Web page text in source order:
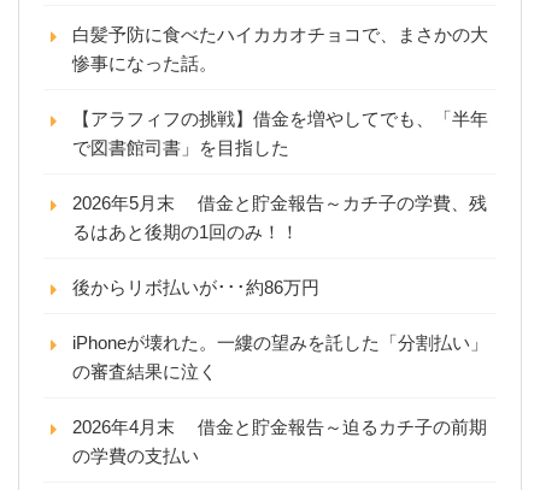
白髪予防に食べたハイカカオチョコで、まさかの大
惨事になった話。
【アラフィフの挑戦】借金を増やしてでも、「半年
で図書館司書」を目指した
2026年5月末 借金と貯金報告～カチ子の学費、残
るはあと後期の1回のみ！！
後からリボ払いが･･･約86万円
iPhoneが壊れた。一縷の望みを託した「分割払い」
の審査結果に泣く
2026年4月末 借金と貯金報告～迫るカチ子の前期
の学費の支払い